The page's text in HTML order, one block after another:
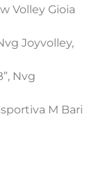
Volley Gioia
Joyvolley,
Nvg
M Bari